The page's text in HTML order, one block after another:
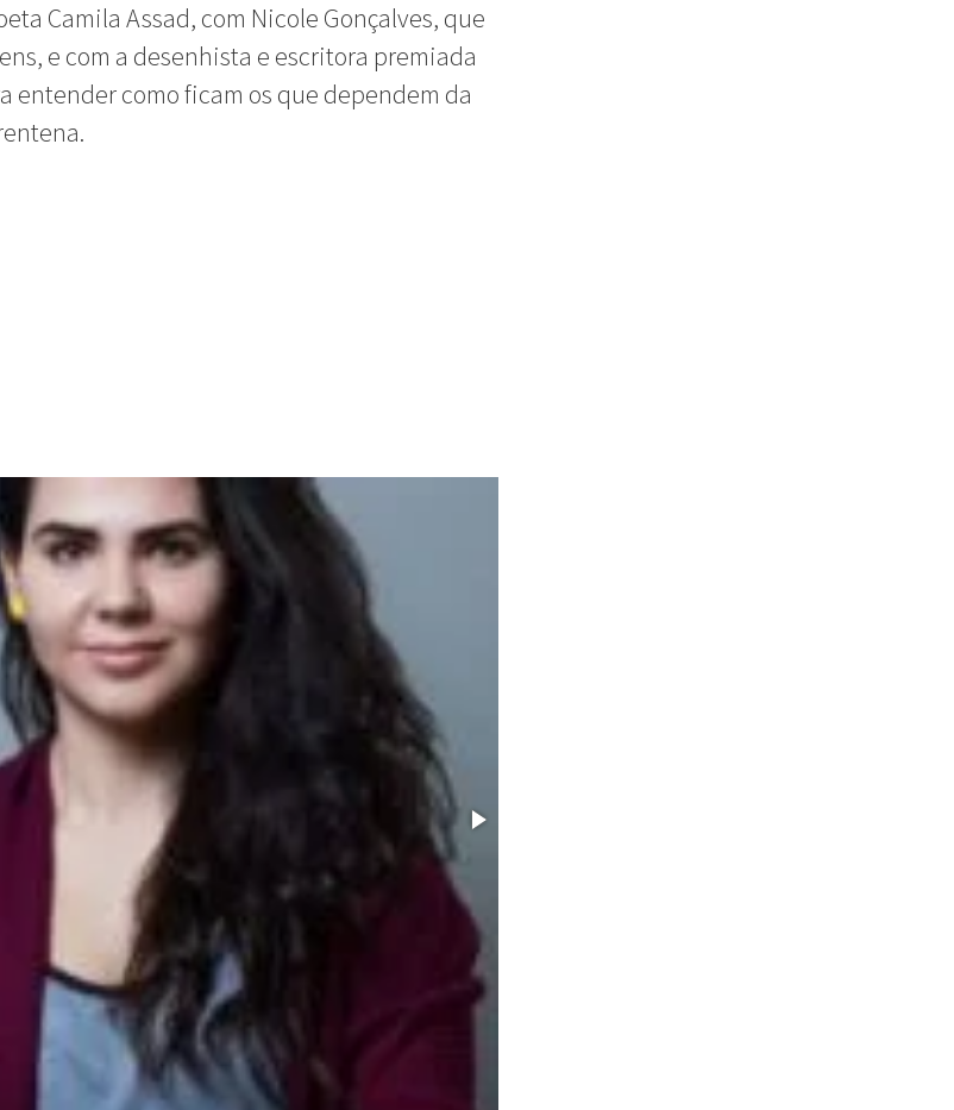
Camila Assad, com Nicole Gonçalves, que
e com a desenhista e escritora premiada
entender como ficam os que dependem da